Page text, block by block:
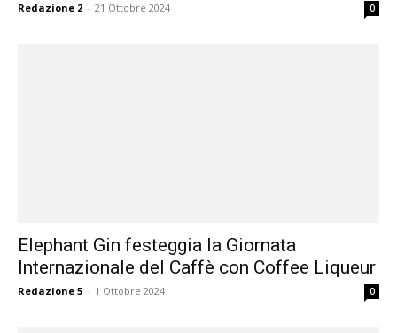
Redazione 2 - 21 Ottobre 2024 0
Elephant Gin festeggia la Giornata
Internazionale del Caffè con Coffee Liqueur
Redazione 5 - 1 Ottobre 2024 0